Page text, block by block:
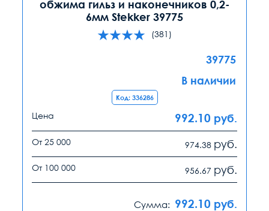
обжима гильз и наконечников 0,2-
6мм Stekker 39775
(381)
39775
В наличии
Код: 336286
Цена 992.10 руб.
От 25 000 974.38 руб.
От 100 000 956.67 руб.
Сумма: 992.10 руб.